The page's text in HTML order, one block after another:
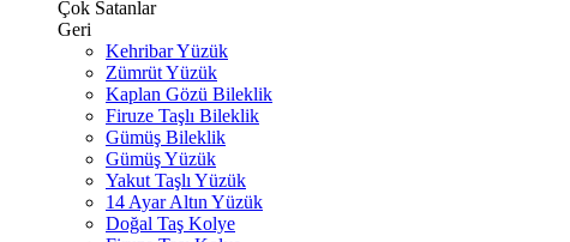
Çok Satanlar
Geri
Kehribar Yüzük
Zümrüt Yüzük
Kaplan Gözü Bileklik
Firuze Taşlı Bileklik
Gümüş Bileklik
Gümüş Yüzük
Yakut Taşlı Yüzük
14 Ayar Altın Yüzük
Doğal Taş Kolye